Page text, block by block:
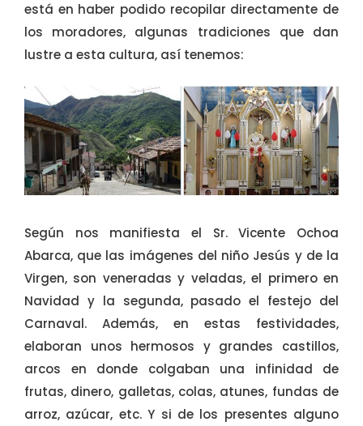
está en haber podido recopilar directamente de
los moradores, algunas tradiciones que dan
lustre a esta cultura, así tenemos:
Según nos manifiesta el Sr. Vicente Ochoa
Abarca, que las imágenes del niño Jesús y de la
Virgen, son veneradas y veladas, el primero en
Navidad y la segunda, pasado el festejo del
Carnaval. Además, en estas festividades,
elaboran unos hermosos y grandes castillos,
arcos en donde colgaban una infinidad de
frutas, dinero, galletas, colas, atunes, fundas de
arroz, azúcar, etc. Y si de los presentes alguno